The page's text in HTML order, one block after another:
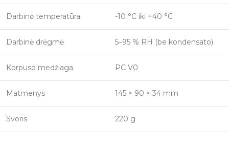
Darbinė temperatūra -10 °C iki +40 °C
Darbinė drėgmė 5–95 % RH (be kondensato)
Korpuso medžiaga PC V0
Matmenys 145 × 90 × 34 mm
Svoris 220 g